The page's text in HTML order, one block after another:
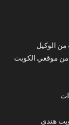
من الوكيل
من موقعي الكويت
هندي